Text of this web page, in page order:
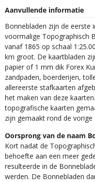
Aanvullende informatie
Bonnebladen zijn de eerste
voormalige Topographisch
vanaf 1865 op schaal
km groot. De kaartbladen
papier of 1 mm dik Forex
zandpaden, boerderijen,
allereerste stafkaarten
het maken van deze
topografische kaarten
zijn gemaakt rond de vorige
Oorsprong van de naam
Kort nadat de
behoefte aan een meer
resulteerde in de
werden. De Bonnebladen